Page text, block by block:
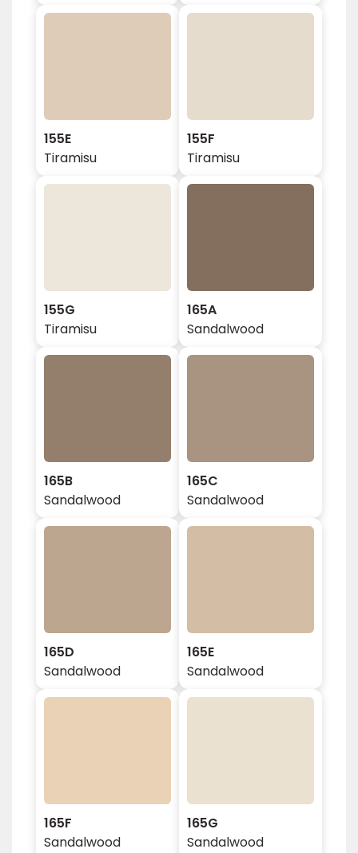
155E
Tiramisu
155F
Tiramisu
155G
Tiramisu
165A
Sandalwood
165B
Sandalwood
165C
Sandalwood
165D
Sandalwood
165E
Sandalwood
165F
Sandalwood
165G
Sandalwood